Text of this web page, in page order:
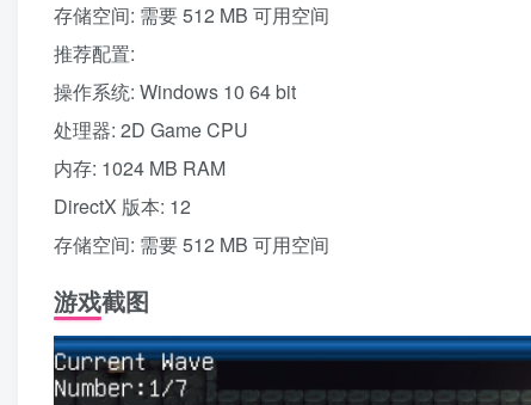
存储空间: 需要 512 MB 可用空间
推荐配置:
操作系统: Windows 10 64 bit
处理器: 2D Game CPU
内存: 1024 MB RAM
DirectX 版本: 12
存储空间: 需要 512 MB 可用空间
游戏截图